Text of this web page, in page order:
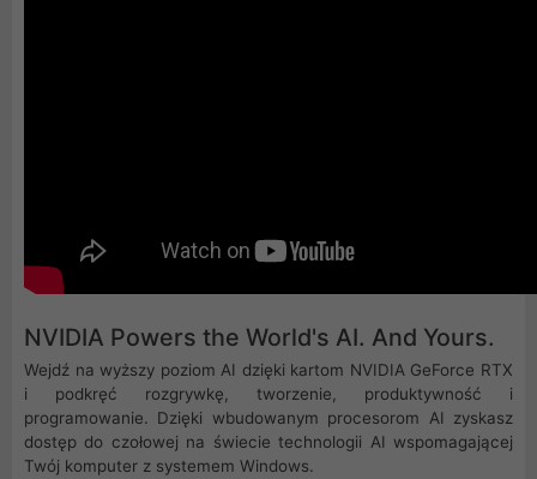
NVIDIA Powers the World's AI. And Yours.
Wejdź na wyższy poziom AI dzięki kartom NVIDIA GeForce RTX
i podkręć rozgrywkę, tworzenie, produktywność i
programowanie. Dzięki wbudowanym procesorom AI zyskasz
dostęp do czołowej na świecie technologii AI wspomagającej
Twój komputer z systemem Windows.